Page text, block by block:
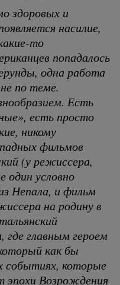
здоровых и
насилие,
то
попадалось
одна работа
по теме.
Есть
есть просто
никому
фильмов
(у режиссера,
один условно
Непала, и фильм
на родину в
главным героем
как бы
событиях, которые
эпохи Возрождения